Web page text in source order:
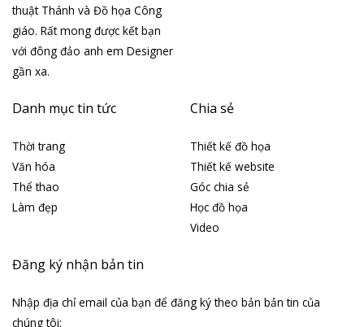
thuật Thánh và Đồ họa Công
giáo. Rất mong được kết bạn
với đông đảo anh em Designer
gần xa.
Danh mục tin tức
Thời trang
Văn hóa
Thể thao
Làm đẹp
Chia sẻ
Thiết kế đồ họa
Thiết kế website
Góc chia sẻ
Học đồ họa
Video
Đăng ký nhận bản tin
Nhập địa chỉ email của bạn để đăng ký theo bản bản tin của
chúng tôi: